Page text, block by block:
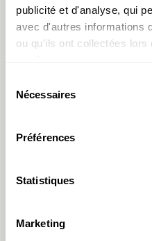
publicité et d'analyse, qui
avec d'autres informations
ou qu'ils ont collectées lors
Nécessaires
Préférences
Statistiques
Marketing
s’explique
Luxembourg) du taux
les mesures décidées
« réforme des
terme, cet écart !
[2]L’obligation